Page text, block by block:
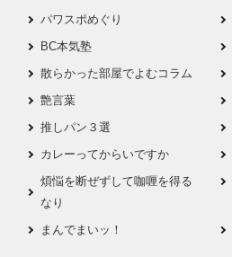
パワスポめぐり
BC本気塾
散らかった部屋でよむコラム
艶言葉
推しパン３選
カレーってからいですか
煩悩を断ぜずして咖喱を得る
なり
まんでまいッ！